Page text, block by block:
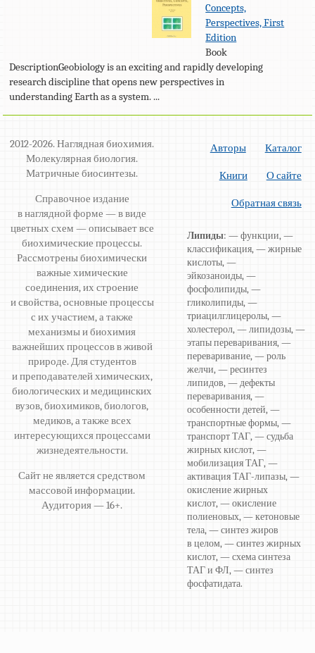
Concepts,
Perspectives, First
Edition
Book
DescriptionGeobiology is an exciting and rapidly developing
research discipline that opens new perspectives in
understanding Earth as a system. ...
2012-2026. Наглядная биохимия.
Молекулярная биология.
Матричные биосинтезы.
Справочное издание
в наглядной форме — в виде
цветных схем — описывает все
биохимические процессы.
Рассмотрены биохимически
важные химические
соединения, их строение
и свойства, основные процессы
с их участием, а также
механизмы и биохимия
важнейших процессов в живой
природе. Для студентов
и преподавателей химических,
биологических и медицинских
вузов, биохимиков, биологов,
медиков, а также всех
интересующихся процессами
жизнедеятельности.
Сайт не является средством
массовой информации.
Аудитория — 16+.
Авторы Каталог
Книги О сайте
Обратная связь
Липиды: — функции, —
классификация, — жирные
кислоты, —
эйкозаноиды, —
фосфолипиды, —
гликолипиды, —
триацилглицеролы, —
холестерол, — липидозы, —
этапы переваривания, —
переваривание, — роль
желчи, — ресинтез
липидов, — дефекты
переваривания, —
особенности детей, —
транспортные формы, —
транспорт ТАГ, — судьба
жирных кислот, —
мобилизация ТАГ, —
активация ТАГ-липазы, —
окисление жирных
кислот, — окисление
полиеновых, — кетоновые
тела, — синтез жиров
в целом, — синтез жирных
кислот, — схема синтеза
ТАГ и ФЛ, — синтез
фосфатидата.